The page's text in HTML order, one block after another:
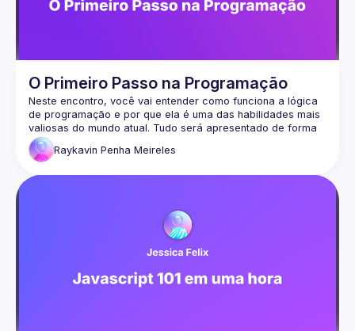
O Primeiro Passo na Programação
Neste encontro, você vai entender como funciona a lógica
de programação e por que ela é uma das habilidades mais
valiosas do mundo atual. Tudo será apresentado de forma
simples, prática e no seu idioma, usando o Portugol, uma
linguagem criada para facilitar o aprendizado de quem está
Raykavin Penha Meireles